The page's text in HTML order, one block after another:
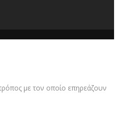
με τον οποίο επηρεάζουν